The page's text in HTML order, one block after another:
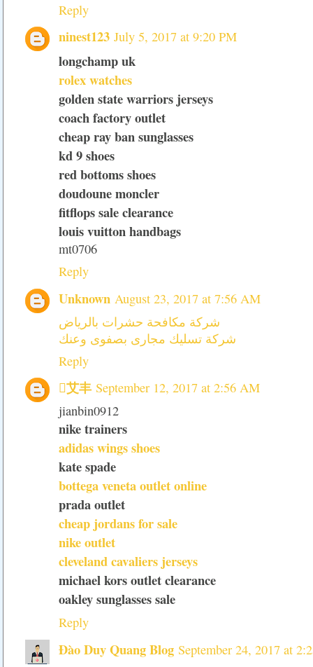
Reply
ninest123 July 5, 2017 at 9:20 PM
longchamp uk
rolex watches
golden state warriors jerseys
coach factory outlet
cheap ray ban sunglasses
kd 9 shoes
red bottoms shoes
doudoune moncler
fitflops sale clearance
louis vuitton handbags
mt0706
Reply
Unknown August 23, 2017 at 7:56 AM
شركة مكافحة حشرات بالرياض
شركة تسليك مجارى بصفوى وعنك
Reply
艾丰 September 12, 2017 at 2:56 AM
jianbin0912
nike trainers
adidas wings shoes
kate spade
bottega veneta outlet online
prada outlet
cheap jordans for sale
nike outlet
cleveland cavaliers jerseys
michael kors outlet clearance
oakley sunglasses sale
Reply
Đào Duy Quang Blog September 24, 2017 at